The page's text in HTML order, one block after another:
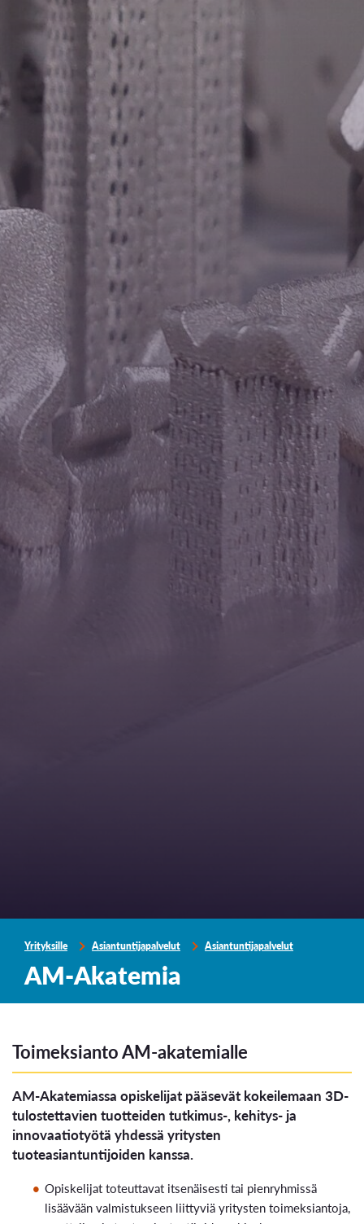
Yrityksille Asiantuntijapalvelut Asiantuntijapalvelut
AM-Akatemia
Toimeksianto AM-akatemialle
AM-Akatemiassa opiskelijat pääsevät kokeilemaan 3D-
tulostettavien tuotteiden tutkimus-, kehitys- ja
innovaatiotyötä yhdessä yritysten
tuoteasiantuntijoiden kanssa.
Opiskelijat toteuttavat itsenäisesti tai pienryhmissä
lisäävään valmistukseen liittyviä yritysten toimeksiantoja,